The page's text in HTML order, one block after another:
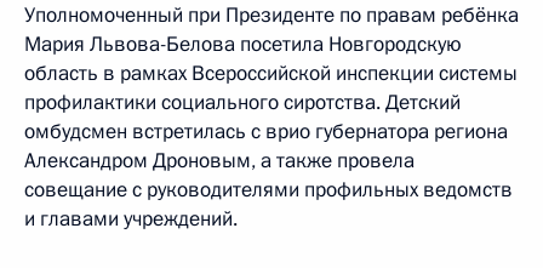
Уполномоченный при Президенте по правам ребёнка
Мария Львова-Белова посетила Новгородскую
область в рамках Всероссийской инспекции системы
профилактики социального сиротства. Детский
омбудсмен встретилась с врио губернатора региона
Александром Дроновым, а также провела
совещание с руководителями профильных ведомств
и главами учреждений.